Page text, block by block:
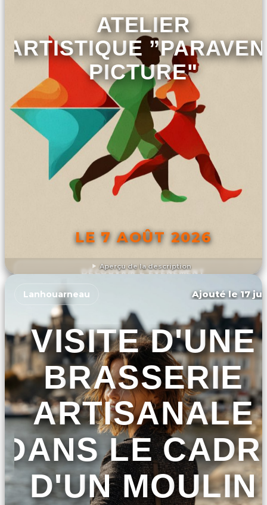
Aperçu de la description
ATELIER
ARTISTIQUE
PICTURE"
LE 7 AOÛT 2026
DÉCOUVRIR L'ÉVÉNEMENT
Lanhouarneau Ajouté le 17
VISITE D'UNE
BRASSERIE
ARTISANALE
DANS LE
D'UN MOULIN